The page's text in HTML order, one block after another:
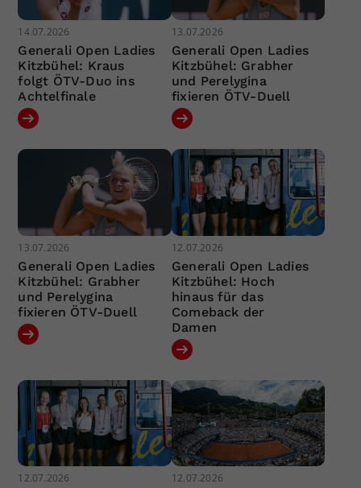
14.07.2026
Generali Open Ladies
Kitzbühel: Kraus
folgt ÖTV-Duo ins
Achtelfinale
13.07.2026
Generali Open Ladies
Kitzbühel: Grabher
und Perelygina
fixieren ÖTV-Duell
13.07.2026
Generali Open Ladies
Kitzbühel: Grabher
und Perelygina
fixieren ÖTV-Duell
12.07.2026
Generali Open Ladies
Kitzbühel: Hoch
hinaus für das
Comeback der
Damen
12.07.2026 12.07.2026